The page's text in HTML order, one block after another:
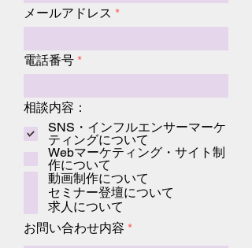
メールアドレス
電話番号
相談内容：
SNS・インフルエンサーマーケ
ティングについて
Webマーケティング・サイト制
作について
動画制作について
セミナー登壇について
求人について
お問い合わせ内容